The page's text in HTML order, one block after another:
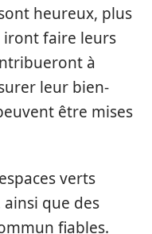
heureux, plus
faire leurs
à
leur bien-
être mises
verts
que des
fiables.